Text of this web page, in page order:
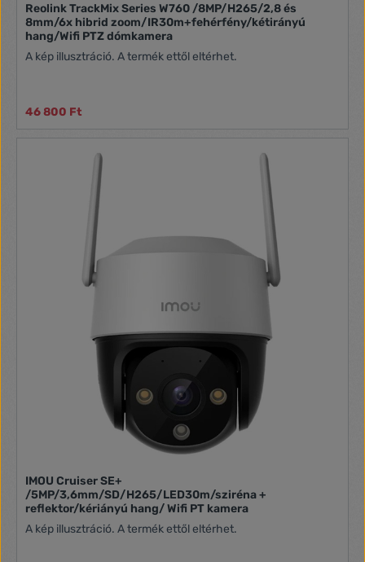
Reolink TrackMix Series W760 /8MP/H265/2,8 és
8mm/6x hibrid zoom/IR30m+fehérfény/kétirányú
hang/Wifi PTZ dómkamera
A kép illusztráció. A termék ettől eltérhet.
46 800 Ft
IMOU Cruiser SE+
/5MP/3,6mm/SD/H265/LED30m/sziréna +
reflektor/kériányú hang/ Wifi PT kamera
A kép illusztráció. A termék ettől eltérhet.